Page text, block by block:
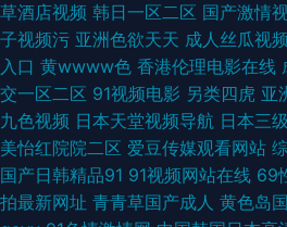
洲综合 91美女视频在线播放 国产福利片91
站上 91免费在线观看高清 成人网视 老司机
海角社区视频 97资源人妻网 国产久久一区 欧
狠狠操 91蜜拍 肏亚洲综合社区 91爱爱片
草酒店视频 韩日一区二区 国产激情
子视频污 亚洲色欲天天 成人丝瓜视
入口 黄wwww色 香港伦理电影在线
交一区二区 91视频电影 另类四虎 亚
九色视频 日本天堂视频导航 日本三
美怡红院院二区 爱豆传媒观看网站
国产日韩精品91 91视频网站在线 69
拍最新网址 青青草国产成人 黄色岛